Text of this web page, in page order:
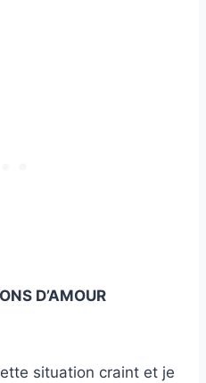
D’AMOUR
situation craint et je